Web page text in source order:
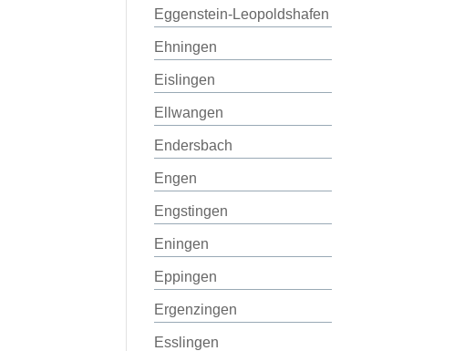
Eggenstein-Leopoldshafen
Ehningen
Eislingen
Ellwangen
Endersbach
Engen
Engstingen
Eningen
Eppingen
Ergenzingen
Esslingen